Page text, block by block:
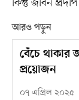
কিন্তু জীবন
আরও পড়ুন
বেঁচে থাকার
প্রয়োজন
০৭ এপ্রিল ২০২৫